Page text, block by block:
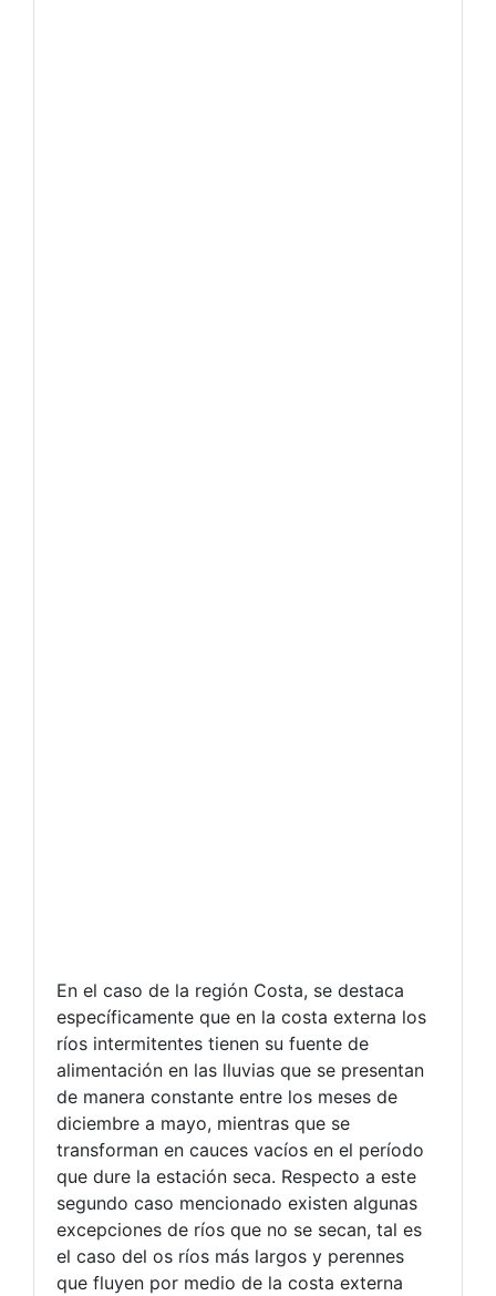
En el caso de la región Costa, se destaca
específicamente que en la costa externa los
ríos intermitentes tienen su fuente de
alimentación en las lluvias que se presentan
de manera constante entre los meses de
diciembre a mayo, mientras que se
transforman en cauces vacíos en el período
que dure la estación seca. Respecto a este
segundo caso mencionado existen algunas
excepciones de ríos que no se secan, tal es
el caso del os ríos más largos y perennes
que fluyen por medio de la costa externa